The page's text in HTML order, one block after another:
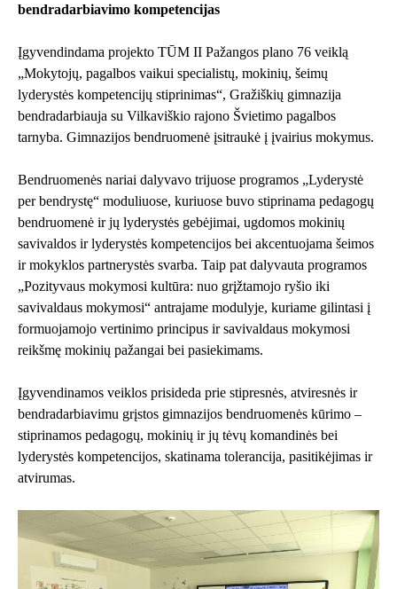
bendradarbiavimo kompetencijas
Įgyvendindama projekto TŪM II Pažangos plano 76 veiklą
„Mokytojų, pagalbos vaikui specialistų, mokinių, šeimų
lyderystės kompetencijų stiprinimas“, Gražiškių gimnazija
bendradarbiauja su Vilkaviškio rajono Švietimo pagalbos
tarnyba. Gimnazijos bendruomenė įsitraukė į įvairius mokymus.
Bendruomenės nariai dalyvavo trijuose programos „Lyderystė
per bendrystę“ moduliuose, kuriuose buvo stiprinama pedagogų
bendruomenė ir jų lyderystės gebėjimai, ugdomos mokinių
savivaldos ir lyderystės kompetencijos bei akcentuojama šeimos
ir mokyklos partnerystės svarba. Taip pat dalyvauta programos
„Pozityvaus mokymosi kultūra: nuo grįžtamojo ryšio iki
savivaldaus mokymosi“ antrajame modulyje, kuriame gilintasi į
formuojamojo vertinimo principus ir savivaldaus mokymosi
reikšmę mokinių pažangai bei pasiekimams.
Įgyvendinamos veiklos prisideda prie stipresnės, atviresnės ir
bendradarbiavimu grįstos gimnazijos bendruomenės kūrimo –
stiprinamos pedagogų, mokinių ir jų tėvų komandinės bei
lyderystės kompetencijos, skatinama tolerancija, pasitikėjimas ir
atvirumas.